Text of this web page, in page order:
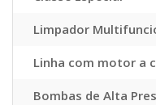
Limpador
Linha com motor a
Bombas de Alta